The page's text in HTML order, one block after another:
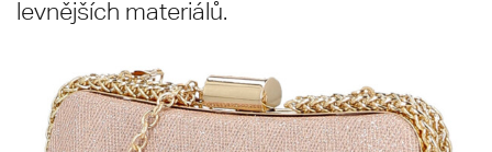
levnějších materiálů.